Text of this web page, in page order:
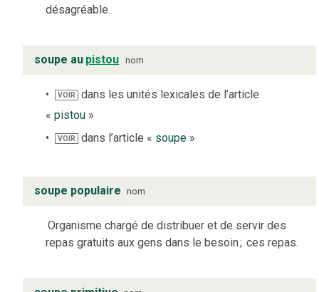
désagréable.
soupe au pistou nom
VOIR
dans les unités lexicales de l’article
« pistou »
VOIR dans l’article « soupe »
soupe populaire nom
Organisme chargé de distribuer et de servir des
repas gratuits aux gens dans le besoin; ces repas.